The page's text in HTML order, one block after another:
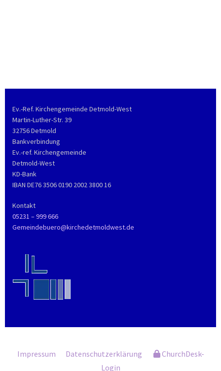
Ev.-Ref. Kirchengemeinde Detmold-West
Martin-Luther-Str. 39
32756 Detmold
Bankverbindung
Ev.-ref. Kirchengemeinde
Detmold-West
KD-Bank
IBAN DE76 3506 0190 2002 3800 16
Kontakt
05231 – 999 666
Gemeindebuero@kirchedetmoldwest.de
Impressum Datenschutzerklärung
ChurchDesk-
Login